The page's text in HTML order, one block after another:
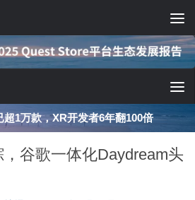
1万款，XR开发者6年翻100倍
谷歌一体化Daydream头